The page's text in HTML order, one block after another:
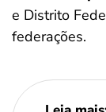
e Distrito
federações.